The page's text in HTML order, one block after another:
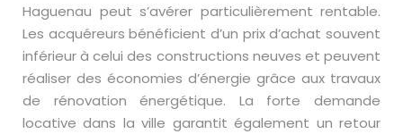
Haguenau peut s’avérer particulièrement rentable.
Les acquéreurs bénéficient d’un prix d’achat souvent
inférieur à celui des constructions neuves et peuvent
réaliser des économies d’énergie grâce aux travaux
de rénovation énergétique. La forte demande
locative dans la ville garantit également un retour